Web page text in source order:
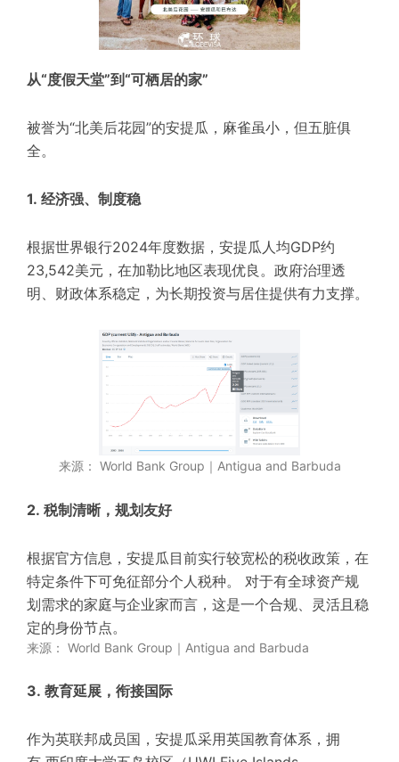
从“度假天堂”到“可栖居的家”
被誉为“北美后花园”的安提瓜，麻雀虽小，但五脏俱
全。
1. 经济强、制度稳
根据世界银行2024年度数据 ，安提瓜人均GDP约
23,542美元 ，在加勒比地区表现优良 。 政府治理透
明、财政体系稳定，为长期投资与居住提供有力支撑。
来源： World Bank Group｜Antigua and Barbuda
2. 税制清晰，规划友好
根据官方信息，安提瓜目前实行较宽松的税收政策，在
特定条件下可免征部分个人税种。 对于有全球资产规
划需求的家庭与企业家而言，这是一个合规、灵活且稳
定的身份节点。
来源： World Bank Group｜Antigua and Barbuda
3. 教育延展，衔接国际
作为英联邦成员国，安提瓜采用英国教育体系，拥